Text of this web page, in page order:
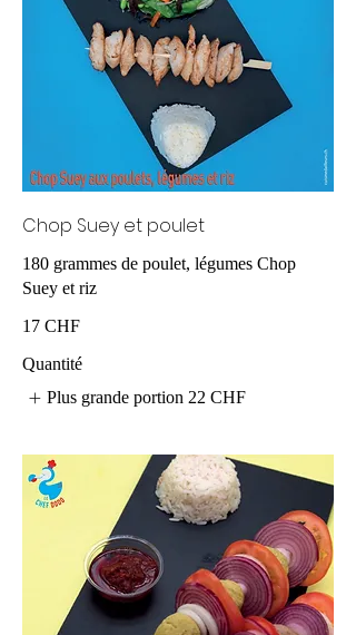
Chop Suey et poulet
180 grammes de poulet, légumes Chop
Suey et riz
17 CHF
Quantité
Plus grande portion 22 CHF